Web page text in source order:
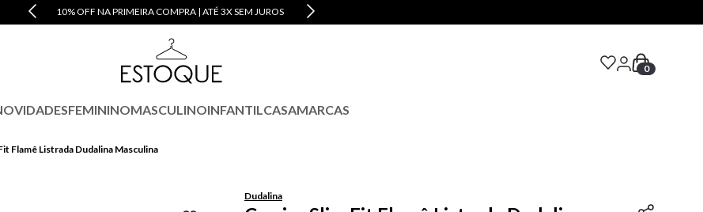
10% OFF NA PRIMEIRA COMPRA | ATÉ 3X SEM JUROS
0
FEMININOMASCULINOINFANTILCASAMARCAS
Flamê Listrada Dudalina Masculina
Dudalina